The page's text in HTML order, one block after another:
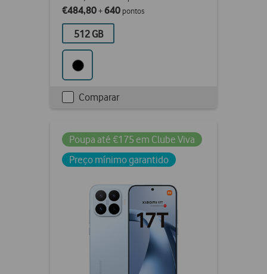
€484,80+640 pontos
512 GB
Checkbox
Comparar
Poupa até €175 em Clube Viva
Preço mínimo garantido